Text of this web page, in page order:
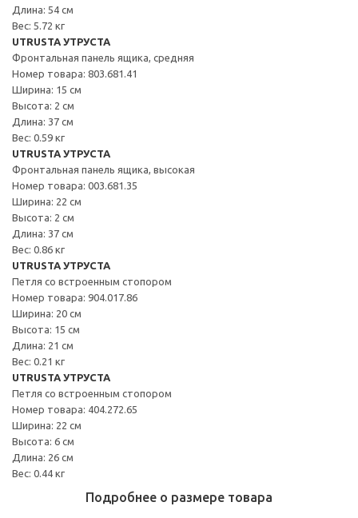
Длина: 54 см
Вес: 5.72 кг
UTRUSTA УТРУСТА
Фронтальная панель ящика, средняя
Номер товара: 803.681.41
Ширина: 15 см
Высота: 2 см
Длина: 37 см
Вес: 0.59 кг
UTRUSTA УТРУСТА
Фронтальная панель ящика, высокая
Номер товара: 003.681.35
Ширина: 22 см
Высота: 2 см
Длина: 37 см
Вес: 0.86 кг
UTRUSTA УТРУСТА
Петля со встроенным стопором
Номер товара: 904.017.86
Ширина: 20 см
Высота: 15 см
Длина: 21 см
Вес: 0.21 кг
UTRUSTA УТРУСТА
Петля со встроенным стопором
Номер товара: 404.272.65
Ширина: 22 см
Высота: 6 см
Длина: 26 см
Вес: 0.44 кг
Подробнее о размере товара